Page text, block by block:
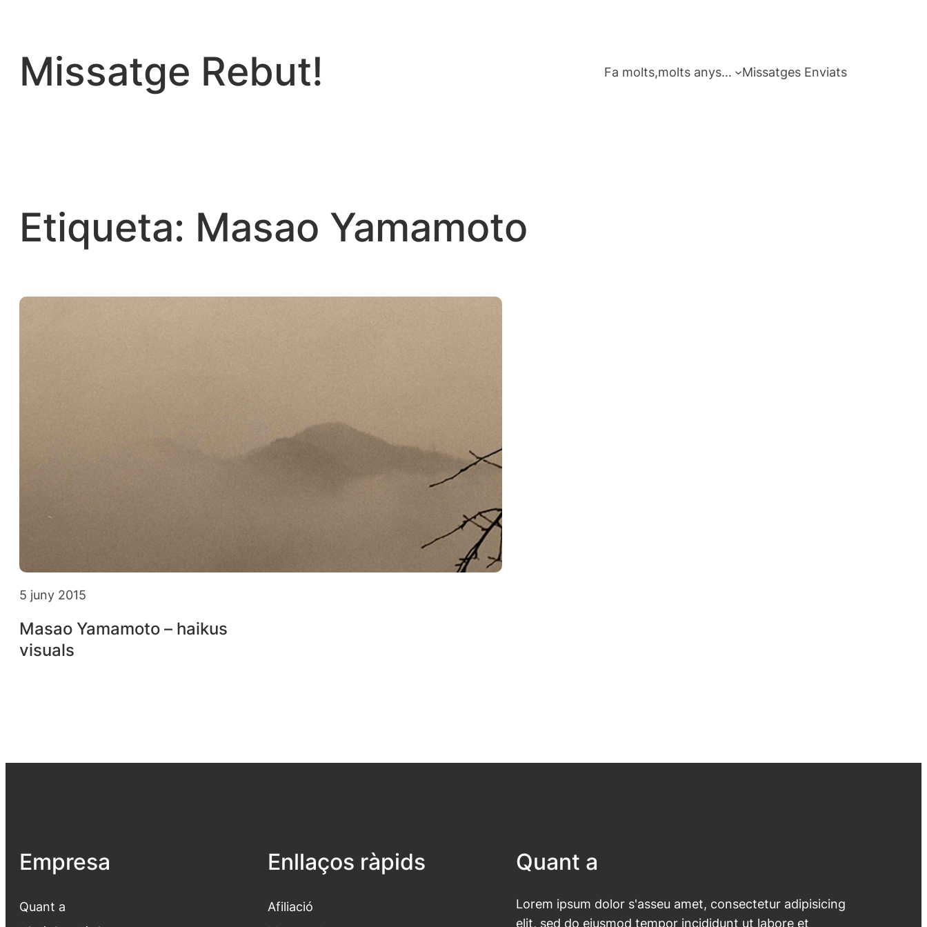
contingut
Missatge Rebut! Fa molts,molts anys… Missatges Enviats
Etiqueta: Masao Yamamoto
5 juny 2015
Masao Yamamoto – haikus
visuals
Empresa
Quant a
Enllaços ràpids
Afiliació
Quant a
Lorem ipsum dolor s'asseu amet, consectetur adipisicing
elit, sed do eiusmod tempor incididunt ut labore et